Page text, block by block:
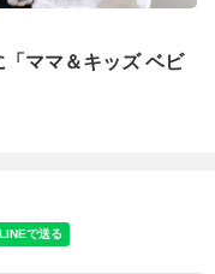
ママ＆キッズ ベビ